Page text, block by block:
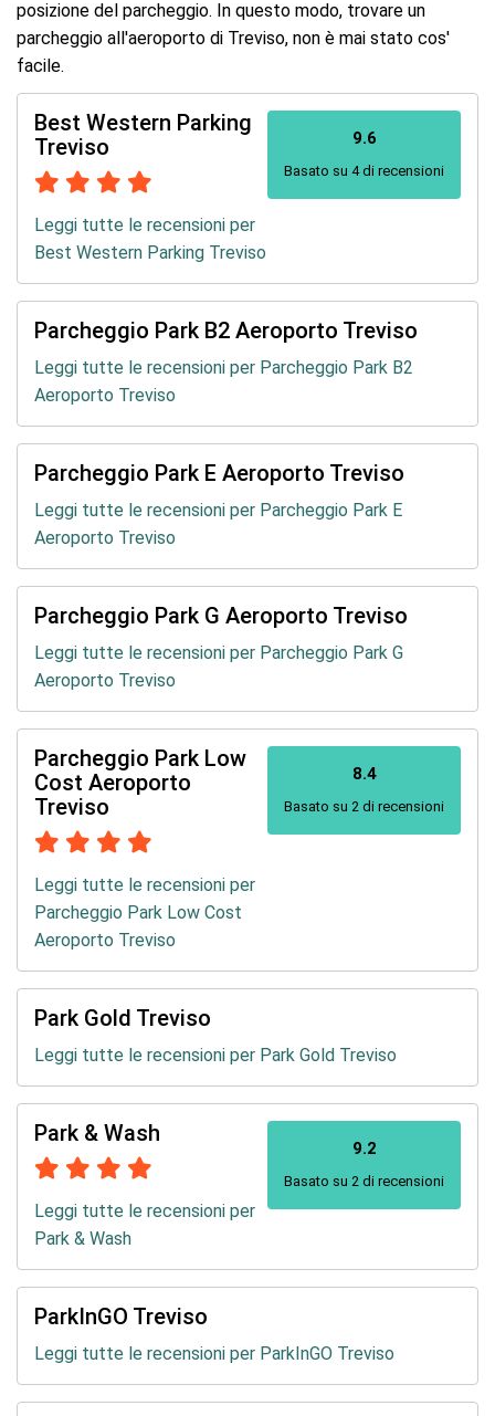
posizione del parcheggio. In questo modo, trovare un
parcheggio all'aeroporto di Treviso, non è mai stato cos'
facile.
Best Western Parking
Treviso
Leggi tutte le recensioni per
Best Western Parking Treviso
9.6
Basato su 4 di recensioni
Parcheggio Park B2 Aeroporto Treviso
Leggi tutte le recensioni per Parcheggio Park B2
Aeroporto Treviso
Parcheggio Park E Aeroporto Treviso
Leggi tutte le recensioni per Parcheggio Park E
Aeroporto Treviso
Parcheggio Park G Aeroporto Treviso
Leggi tutte le recensioni per Parcheggio Park G
Aeroporto Treviso
Parcheggio Park Low
Cost Aeroporto
Treviso
Leggi tutte le recensioni per
Parcheggio Park Low Cost
Aeroporto Treviso
8.4
Basato su 2 di recensioni
Park Gold Treviso
Leggi tutte le recensioni per Park Gold Treviso
Park & Wash
Leggi tutte le recensioni per
Park & Wash
9.2
Basato su 2 di recensioni
ParkInGO Treviso
Leggi tutte le recensioni per ParkInGO Treviso